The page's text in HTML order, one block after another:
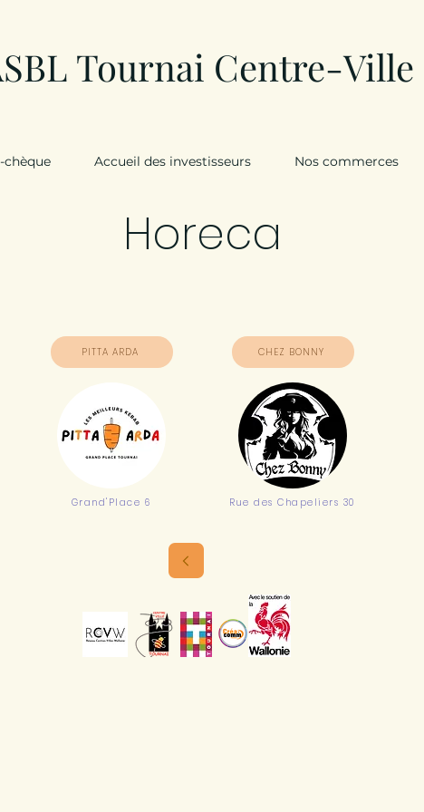
Tournai Centre-Ville
chèque Accueil des investisseurs Nos commerces
Horeca
PITTA ARDA
Grand'Place 6
CHEZ BONNY
Rue des Chapeliers 30